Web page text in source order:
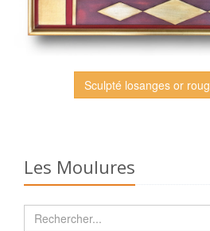
Sculpté losanges or
Les Moulures